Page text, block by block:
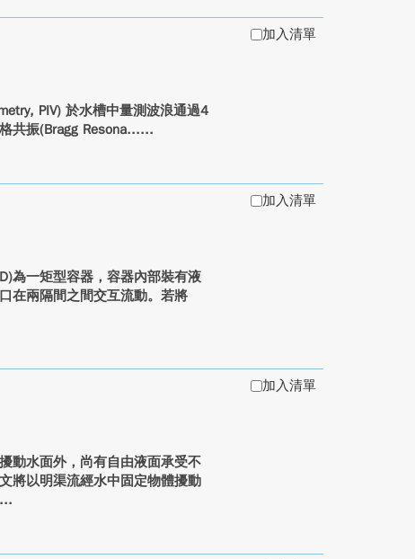
PIV) 於水槽中量測波浪通過4
共振(Bragg Resona...
加入清單
一矩型容器，容器內部裝有液
在兩隔間之間交互流動。若將
加入清單
水面外，尚有自由液面承受不
將以明渠流經水中固定物體擾動
加入清單